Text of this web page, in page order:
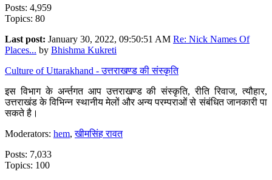
Posts: 4,959
Topics: 80
Last post: January 30, 2022, 09:50:51 AM Re: Nick Names Of
Places... by Bhishma Kukreti
Culture of Uttarakhand - उत्तराखण्ड की संस्कृति
इस विभाग के अर्न्तगत आप उत्तराखण्ड की संस्कृति, रीति रिवाज, त्यौहार,
उत्तराखंड के विभिन्न स्थानीय मेलों और अन्य परम्पराओं से संबंधित जानकारी पा
सकते है।
Moderators: hem,खीमसिंह रावत
Posts: 7,033
Topics: 100